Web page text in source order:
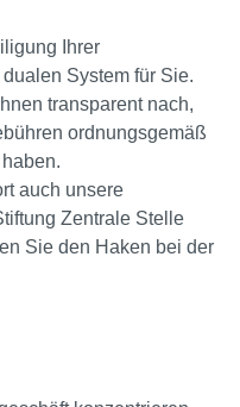
Ihrer
System für Sie.
transparent nach,
ordnungsgemäß
auch unsere
Zentrale Stelle
Sie den Haken bei der